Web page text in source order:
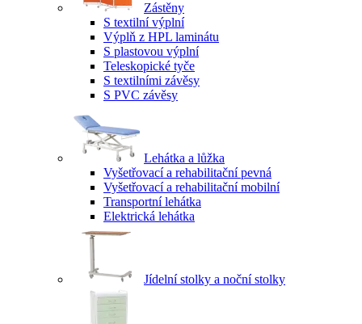
Zástěny
S textilní výplní
Výplň z HPL laminátu
S plastovou výplní
Teleskopické tyče
S textilními závěsy
S PVC závěsy
Lehátka a lůžka
Vyšetřovací a rehabilitační pevná
Vyšetřovací a rehabilitační mobilní
Transportní lehátka
Elektrická lehátka
Jídelní stolky a noční stolky